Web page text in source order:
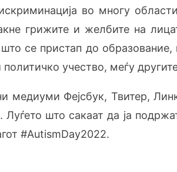
во многу
грижите и желбите на
се пристап до
учество, меѓу
медиуми Фејсбук, Твитер,
Луѓето што сакаат да ја
#AutismDay2022.